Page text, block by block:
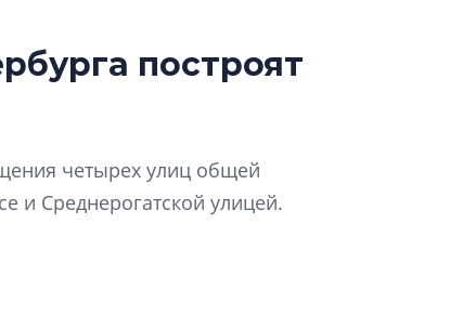
построят
четырех улиц общей
и Среднерогатской улицей.
Сергей Софронов:
функциональность или